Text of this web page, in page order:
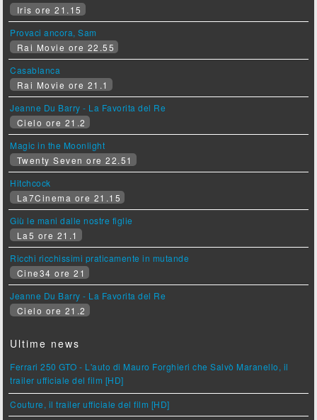
Iris ore 21.15
Provaci ancora, Sam
Rai Movie ore 22.55
Casablanca
Rai Movie ore 21.1
Jeanne Du Barry - La Favorita del Re
Cielo ore 21.2
Magic in the Moonlight
Twenty Seven ore 22.51
Hitchcock
La7Cinema ore 21.15
Giù le mani dalle nostre figlie
La5 ore 21.1
Ricchi ricchissimi praticamente in mutande
Cine34 ore 21
Jeanne Du Barry - La Favorita del Re
Cielo ore 21.2
Ultime news
Ferrari 250 GTO - L'auto di Mauro Forghieri che Salvò Maranello, il
trailer ufficiale del film [HD]
Couture, il trailer ufficiale del film [HD]